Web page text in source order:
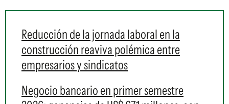
Reducción de la jornada laboral en la
construcción reaviva polémica entre
empresarios y sindicatos
Negocio bancario en primer semestre